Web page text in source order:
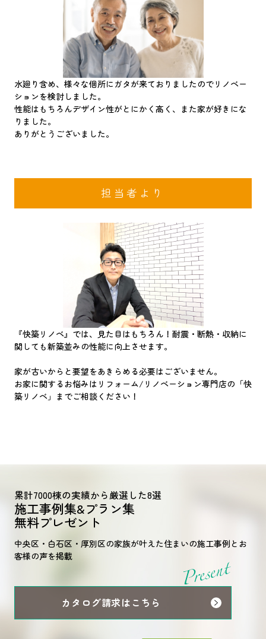
水廻り含め、様々な個所にガタが来ておりましたのでリノベー
ションを検討しました。
性能はもちろんデザイン性がとにかく高く、また家が好きにな
りました。
ありがとうございました。
担当者より
『快築リノベ』では、見た目はもちろん！耐震・断熱・収納に
関しても新築並みの性能に向上させます。
家が古いからと要望をあきらめる必要はございません。
お家に関するお悩みはリフォーム/リノベーション専門店の「快
築リノベ」までご相談ください！
累計7000棟の実績から厳選した8選
施工事例集&プラン集
無料プレゼント
中央区・白石区・厚別区の家族が叶えた住まいの施工事例とお
客様の声を掲載
カタログ請求はこちら